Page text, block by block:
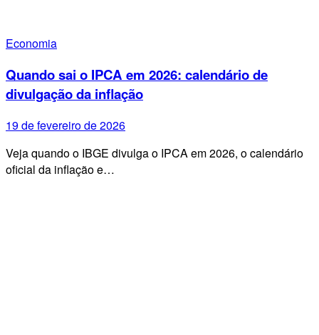
Economia
Quando sai o IPCA em 2026: calendário de
divulgação da inflação
19 de fevereiro de 2026
Veja quando o IBGE divulga o IPCA em 2026, o calendário
oficial da inflação e…